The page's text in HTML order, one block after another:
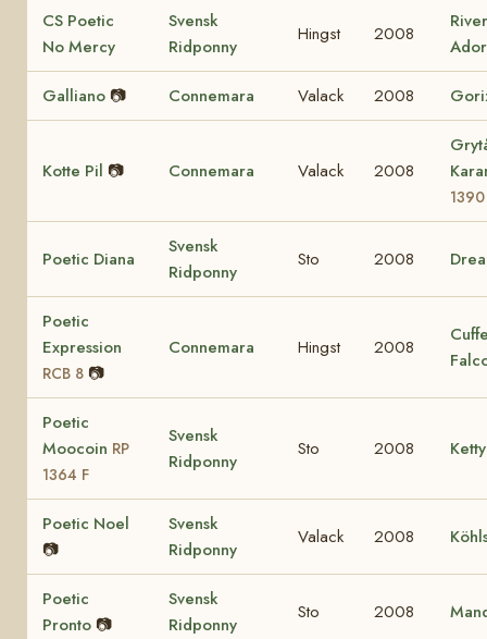
CS Poetic
No Mercy
Svensk
Ridponny
Hingst 2008
Galliano 📷 Connemara Valack 2008
Kotte Pil 📷 Connemara Valack 2008
1390
Poetic Diana
Svensk
Ridponny
Sto 2008
Poetic
Expression
RCB 8 📷
Connemara Hingst 2008
Poetic
Moocoin RP
1364 F
Svensk
Ridponny
Sto 2008 Ketty
Poetic Noel
📷
Svensk
Ridponny
Valack 2008
Poetic
Pronto 📷
Svensk
Ridponny
Sto 2008